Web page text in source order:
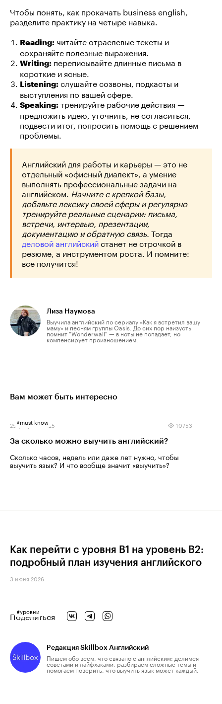
Чтобы понять, как прокачать business english,
разделите практику на четыре навыка.
Reading: читайте отраслевые тексты и
сохраняйте полезные выражения.
Writing: переписывайте длинные письма в
короткие и ясные.
Listening: слушайте созвоны, подкасты и
выступления по вашей сфере.
Speaking: тренируйте рабочие действия —
предложить идею, уточнить, не согласиться,
подвести итог, попросить помощь с решением
проблемы.
Английский для работы и карьеры — это не
отдельный «офисный диалект», а умение
выполнять профессиональные задачи на
английском.Начните с крепкой базы,
добавьте лексику своей сферы и регулярно
тренируйте реальные сценарии: письма,
встречи, интервью, презентации,
документацию и обратную связь. Тогда
деловой английскийстанет не строчкой в
резюме, а инструментом роста. И помните:
все получится!
Лиза Наумова
Выучила английский по сериалу «Как я встретил вашу
маму» и песням группы Oasis. До сих пор наизусть
помнит "Wonderwall" — в ноты не попадает, но
компенсирует произношением.
Вам может быть интересно
#must know
25 февраля 2025 10753
За сколько можно выучить английский?
Сколько часов, недель или даже лет нужно, чтобы
выучить язык? И что вообще значит «выучить»?
Как перейти с уровня B1 на уровень B2:
подробный план изучения английского
3 июня 2026
#уровни
Поделиться
Редакция Skillbox Английский
Пишем обо всём, что связано с английским: делимся
советами и лайфхаками, разбираем сложные темы и
помогаем поверить, что выучить язык может каждый.